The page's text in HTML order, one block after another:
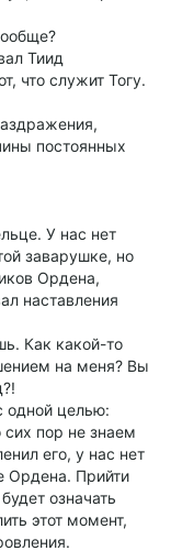
Тиид
что служит Тогу.
постоянных
У нас нет
заварушке, но
Ордена,
наставления
Как какой-то
на меня? Вы
одной целью:
пор не знаем
его, у нас нет
Ордена. Прийти
означать
этот момент,